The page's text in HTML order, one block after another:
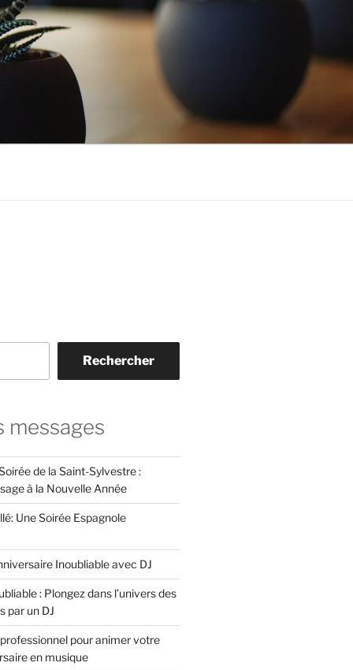
Rechercher
messages
de la Saint-Sylvestre :
à la Nouvelle Année
Une Soirée Espagnole
Inoubliable avec DJ
: Plongez dans l’univers des
par un DJ
pour animer votre
en musique